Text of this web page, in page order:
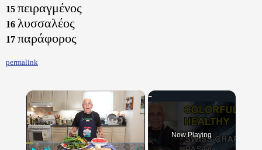
15 πειραγμένος
16 λυσσαλέος
17 παράφορος
permalink
×
Now Playing